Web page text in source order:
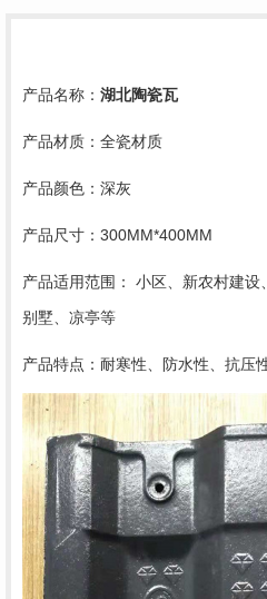
产品名称： 湖北陶瓷瓦
产品材质：全瓷材质
产品颜色：深灰
产品尺寸：300MM*400MM
产品适用范围： 小区、新农村建设
别墅、凉亭等
产品特点：耐寒性、防水性、抗压